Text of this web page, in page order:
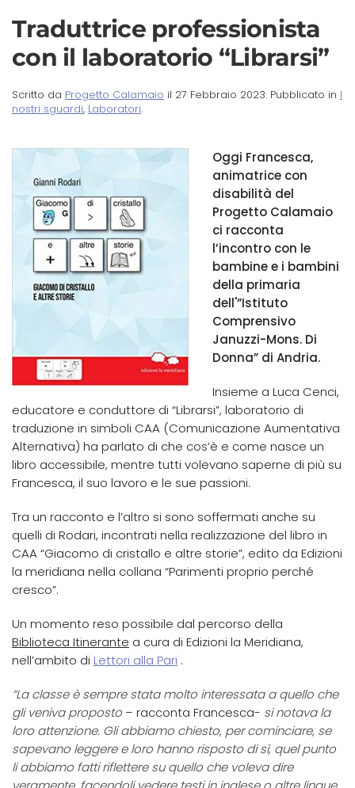
Traduttrice professionista
con il laboratorio “Librarsi”
Scritto da Progetto Calamaio il 27 Febbraio 2023. Pubblicato in I
nostri sguardi, Laboratori.
Oggi Francesca,
animatrice con
disabilità del
Progetto Calamaio
ci racconta
l’incontro con le
bambine e i bambini
della primaria
dell'”Istituto
Comprensivo
Januzzi-Mons. Di
Donna” di Andria.
Insieme a Luca Cenci,
educatore e conduttore di “Librarsi”, laboratorio di
traduzione in simboli CAA (Comunicazione Aumentativa
Alternativa) ha parlato di che cos’è e come nasce un
libro accessibile, mentre tutti volevano saperne di più su
Francesca, il suo lavoro e le sue passioni.
Tra un racconto e l’altro si sono soffermati anche su
quelli di Rodari, incontrati nella realizzazione del libro in
CAA “Giacomo di cristallo e altre storie”, edito da Edizioni
la meridiana nella collana “Parimenti proprio perché
cresco”.
Un momento reso possibile dal percorso della
Biblioteca Itinerante a cura di Edizioni la Meridiana,
nell’ambito di Lettori alla Pari .
“La classe è sempre stata molto interessata a quello che
gli veniva proposto – racconta Francesca- si notava la
loro attenzione. Gli abbiamo chiesto, per cominciare, se
sapevano leggere e loro hanno risposto di sì, quel punto
li abbiamo fatti riflettere su quello che voleva dire